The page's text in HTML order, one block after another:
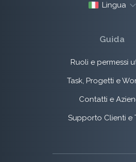
Lingua
Guida
Ruoli e permessi
Task, Progetti e
Contatti e
Supporto Clienti e